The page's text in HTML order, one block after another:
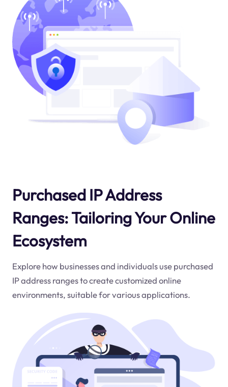
Purchased IP Address
Ranges: Tailoring Your Online
Ecosystem
Explore how businesses and individuals use purchased
IP address ranges to create customized online
environments, suitable for various applications.